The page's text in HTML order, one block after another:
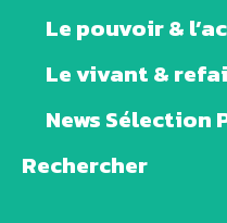
Le pouvoir &
Le vivant &
News Sélection
Rechercher